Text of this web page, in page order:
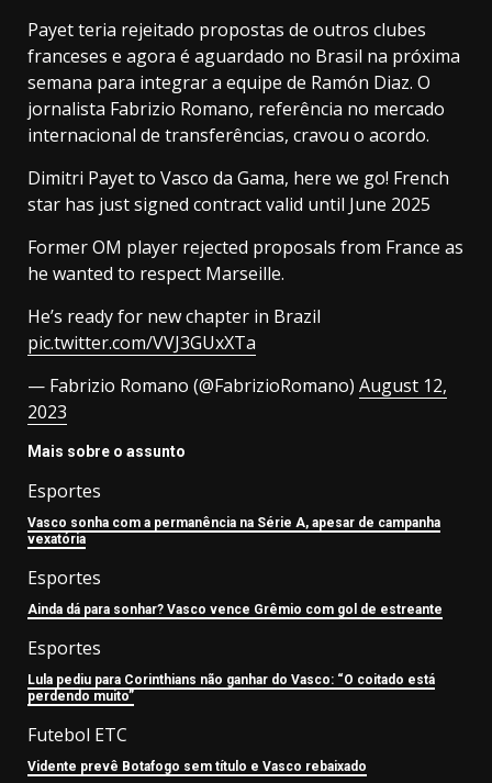
Payet teria rejeitado propostas de outros clubes
franceses e agora é aguardado no Brasil na próxima
semana para integrar a equipe de Ramón Diaz. O
jornalista Fabrizio Romano, referência no mercado
internacional de transferências, cravou o acordo.
Dimitri Payet to Vasco da Gama, here we go! French
star has just signed contract valid until June 2025
Former OM player rejected proposals from France as
he wanted to respect Marseille.
He’s ready for new chapter in Brazil
pic.twitter.com/VVJ3GUxXTa
— Fabrizio Romano (@FabrizioRomano) August 12,
2023
Mais sobre o assunto
Esportes
Vasco sonha com a permanência na Série A, apesar de campanha
vexatória
Esportes
Ainda dá para sonhar? Vasco vence Grêmio com gol de estreante
Esportes
Lula pediu para Corinthians não ganhar do Vasco: “O coitado está
perdendo muito”
Futebol ETC
Vidente prevê Botafogo sem título e Vasco rebaixado